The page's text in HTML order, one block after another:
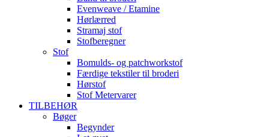
Evenweave / Etamine
Hørlærred
Stramaj stof
Stofberegner
Stof
Bomulds- og patchworkstof
Færdige tekstiler til broderi
Hørstof
Stof Metervarer
TILBEHØR
Bøger
Begynder